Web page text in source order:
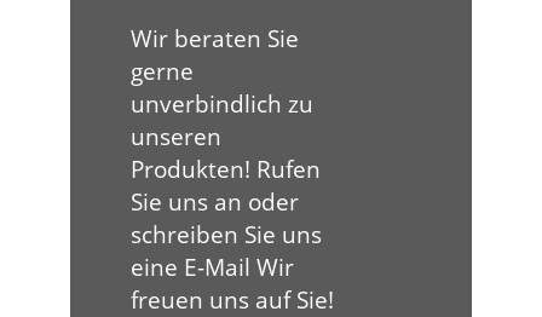
Wir beraten Sie
gerne
unverbindlich zu
unseren
Produkten! Rufen
Sie uns an oder
schreiben Sie uns
eine E-Mail Wir
freuen uns auf Sie!